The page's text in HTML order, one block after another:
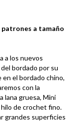
patrones a tamaño
a los nuevos
bordado por su
en el bordado chino,
con la
lana gruesa, Mini
hilo de crochet fino.
grandes superficies